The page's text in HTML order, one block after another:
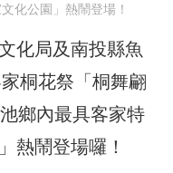
化公園」熱鬧登場！
化局及南投縣魚
桐花祭「桐舞翩
鄉內最具客家特
熱鬧登場囉！